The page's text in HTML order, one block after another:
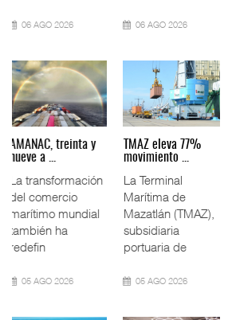
04 AGO 2026 04 AGO 2026